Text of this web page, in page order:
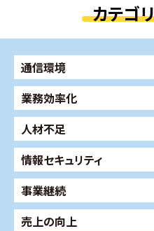
カテゴ
通信環境
業務効率化
人材不足
情報セキュリティ
事業継続
売上の向上